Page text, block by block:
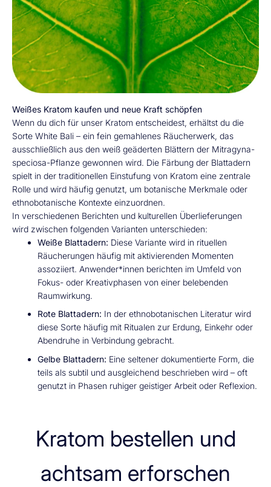
Weißes Kratom kaufen und neue Kraft schöpfen
Wenn du dich für unser Kratom entscheidest, erhältst du die
Sorte White Bali – ein fein gemahlenes Räucherwerk, das
ausschließlich aus den weiß geäderten Blättern der Mitragyna-
speciosa-Pflanze gewonnen wird. Die Färbung der Blattadern
spielt in der traditionellen Einstufung von Kratom eine zentrale
Rolle und wird häufig genutzt, um botanische Merkmale oder
ethnobotanische Kontexte einzuordnen.
In verschiedenen Berichten und kulturellen Überlieferungen
wird zwischen folgenden Varianten unterschieden:
Weiße Blattadern: Diese Variante wird in rituellen
Räucherungen häufig mit aktivierenden Momenten
assoziiert. Anwender*innen berichten im Umfeld von
Fokus- oder Kreativphasen von einer belebenden
Raumwirkung.
Rote Blattadern: In der ethnobotanischen Literatur wird
diese Sorte häufig mit Ritualen zur Erdung, Einkehr oder
Abendruhe in Verbindung gebracht.
Gelbe Blattadern: Eine seltener dokumentierte Form, die
teils als subtil und ausgleichend beschrieben wird – oft
genutzt in Phasen ruhiger geistiger Arbeit oder Reflexion.
Kratom bestellen und
achtsam erforschen